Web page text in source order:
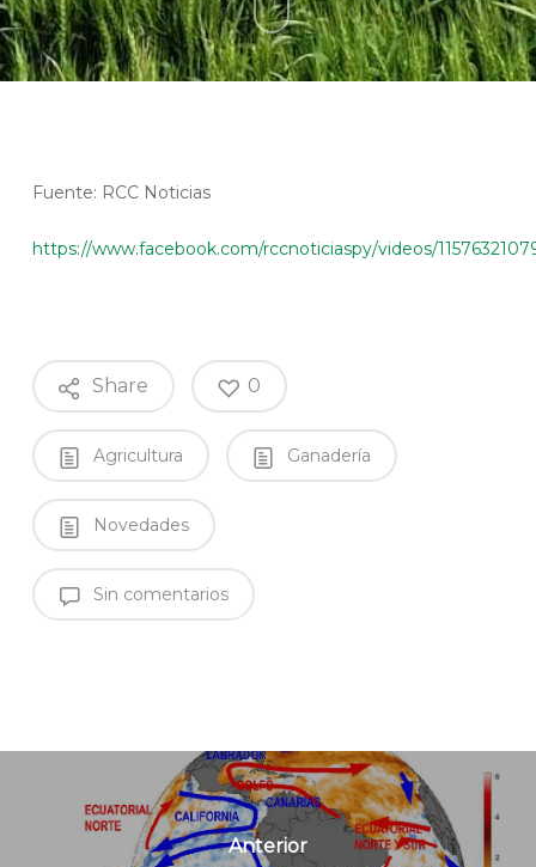
Fuente: RCC Noticias
https://www.facebook.com/rccnoticiaspy/videos/
Share 0
Agricultura Ganadería
Novedades
Sin comentarios
Anterior